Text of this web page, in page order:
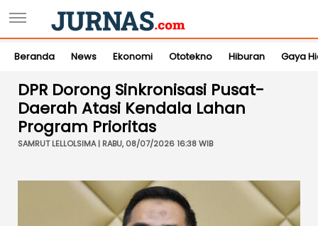
Beranda News Ekonomi Ototekno Hiburan Gaya
DPR Dorong Sinkronisasi Pusat-
Daerah Atasi Kendala Lahan
Program Prioritas
SAMRUT LELLOLSIMA | RABU, 08/07/2026 16:38 WIB